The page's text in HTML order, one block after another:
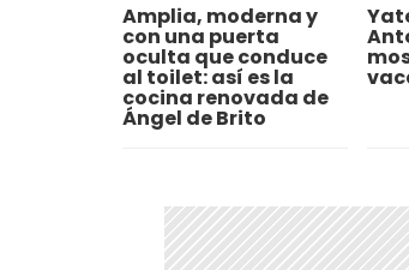
Amplia, moderna y
con una puerta
oculta que conduce
al toilet: así es la
cocina renovada de
Ángel de Brito